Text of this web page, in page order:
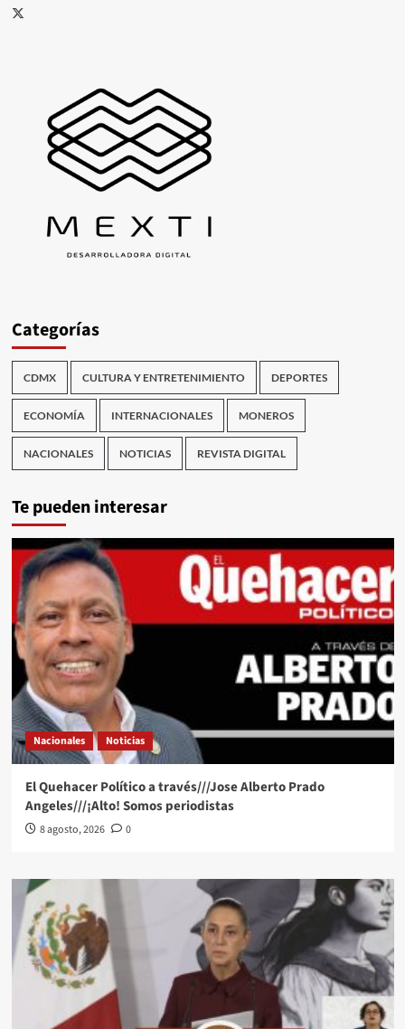
X
Categorías
CDMX CULTURA Y ENTRETENIMIENTO DEPORTES
ECONOMÍA INTERNACIONALES MONEROS
NACIONALES NOTICIAS REVISTA DIGITAL
Te pueden interesar
Nacionales Noticias
El Quehacer Político a través///Jose Alberto Prado
Angeles///¡Alto! Somos periodistas
8 agosto, 2026 0